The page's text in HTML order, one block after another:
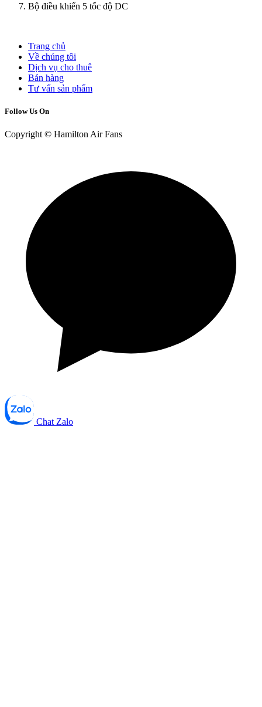
Bộ điều khiển 5 tốc độ DC
Trang chủ
Về chúng tôi
Dịch vụ cho thuê
Bán hàng
Tư vấn sản phẩm
Follow Us On
Copyright © Hamilton Air Fans
Chat Zalo